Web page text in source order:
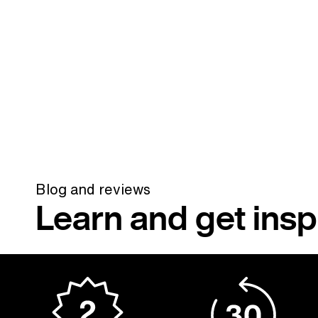
Blog and reviews
Learn and get